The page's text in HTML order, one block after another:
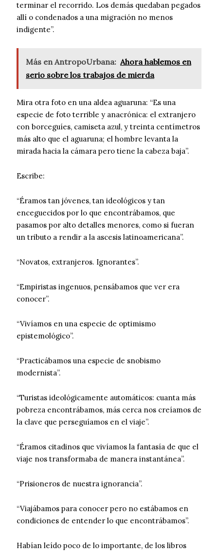
terminar el recorrido. Los demás quedaban pegados
allí o condenados a una migración no menos
indigente”.
Más en AntropoUrbana: Ahora hablemos en
serio sobre los trabajos de mierda
Mira otra foto en una aldea aguaruna: “Es una
especie de foto terrible y anacrónica: el extranjero
con borceguíes, camiseta azul, y treinta centímetros
más alto que el aguaruna; el hombre levanta la
mirada hacia la cámara pero tiene la cabeza baja”.
Escribe:
“Éramos tan jóvenes, tan ideológicos y tan
enceguecidos por lo que encontrábamos, que
pasamos por alto detalles menores, como si fueran
un tributo a rendir a la ascesis latinoamericana”.
“Novatos, extranjeros. Ignorantes”.
“Empiristas ingenuos, pensábamos que ver era
conocer”.
“Vivíamos en una especie de optimismo
epistemológico”.
“Practicábamos una especie de snobismo
modernista”.
“Turistas ideológicamente automáticos: cuanta más
pobreza encontrábamos, más cerca nos creíamos de
la clave que perseguíamos en el viaje”.
“Éramos citadinos que vivíamos la fantasía de que el
viaje nos transformaba de manera instantánea”.
“Prisioneros de nuestra ignorancia”.
“Viajábamos para conocer pero no estábamos en
condiciones de entender lo que encontrábamos”.
Habían leído poco de lo importante, de los libros